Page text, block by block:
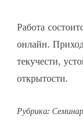
Работа
онлайн.
текучести,
открытости.
Рубрика: